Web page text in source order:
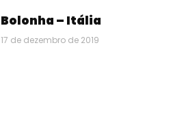
Bolonha – Itália
17 de dezembro de 2019